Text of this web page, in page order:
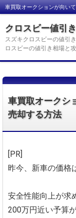
車買取オークションが向い
クロスビー値引
スズキクロスビーの値引
ロスビーの値引き相場と
車買取オークシ
売却する方法
[PR]
昨今、新車の価格
安全性能向上が求
200万円近い予算